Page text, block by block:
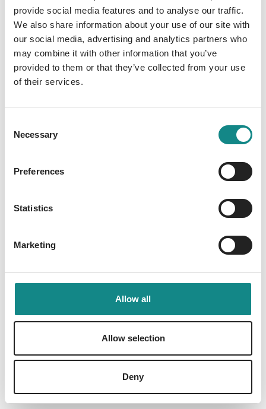
provide social media features and to analyse our traffic.
We also share information about your use of our site with
our social media, advertising and analytics partners who
may combine it with other information that you’ve
provided to them or that they’ve collected from your use
of their services.
Selection
Necessary
Preferences
Statistics
Marketing
Allow all
Allow selection
Deny
Band 2 – CATCHING BEAUTY: Du
entkommst mir nicht Band 3 – CATCHING
BEAUTY: Du bedeutest meinen Tod Die
CATCHING-BEAUTY-Reihe wird mit
HUNTING ANGEL und TAKEN PRINCESS
fortgesetzt. Alle drei Reihen lassen sich
HUNTING ANGEL 1-3 (Lys Story) TAKEN